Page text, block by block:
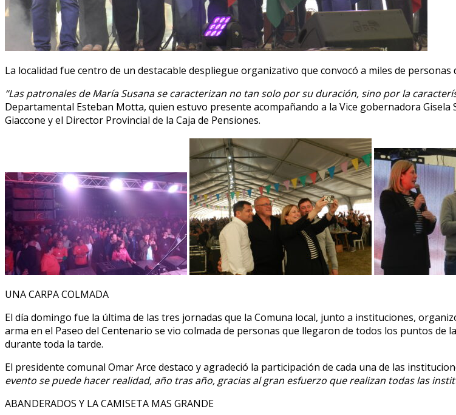
La localidad fue centro de un destacable despliegue organizativo que convocó a miles de
“Las patronales de María Susana se caracterizan no tan solo por su duración, sino por la
Departamental Esteban Motta, quien estuvo presente acompañando a la Vice gobernadora
Giaccone y el Director Provincial de la Caja de Pensiones.
UNA CARPA COLMADA
El día domingo fue la última de las tres jornadas que la Comuna local, junto a instituciones,
arma en el Paseo del Centenario se vio colmada de personas que llegaron de todos los puntos
durante toda la tarde.
El presidente comunal Omar Arce destaco y agradeció la participación de cada una de las
evento se puede hacer realidad, año tras año, gracias al gran esfuerzo que realizan todas las
ABANDERADOS Y LA CAMISETA MAS GRANDE